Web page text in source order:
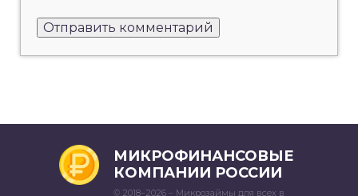
МИКРОФИНАНСОВЫЕ
КОМПАНИИ РОССИИ
© 2018–2026 – Микрозаймы для всех в